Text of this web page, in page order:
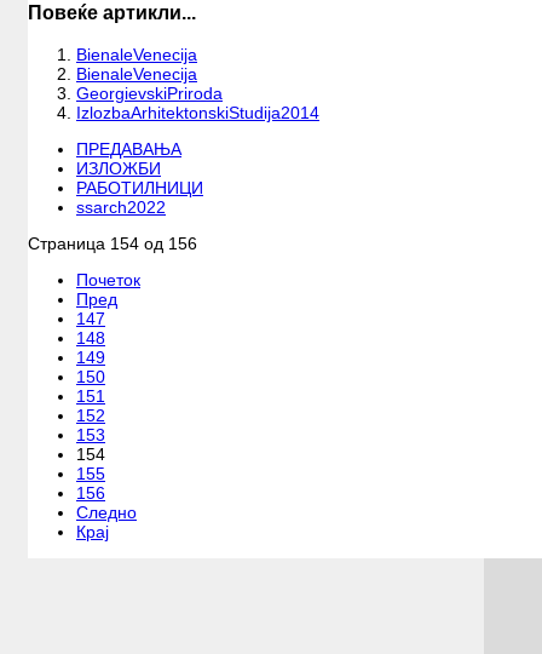
Повеќе артикли...
BienaleVenecija
BienaleVenecija
GeorgievskiPriroda
IzlozbaArhitektonskiStudija2014
ПРЕДАВАЊА
ИЗЛОЖБИ
РАБОТИЛНИЦИ
ssarch2022
Страница 154 од 156
Почеток
Пред
147
148
149
150
151
152
153
154
155
156
Следно
Крај